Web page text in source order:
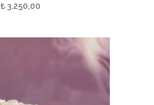
₺3.250,00